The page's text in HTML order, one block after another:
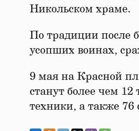
Никольском храме.
По традиции после
усопших воинах,
9 мая на Красной
станут более чем
техники, а также 76